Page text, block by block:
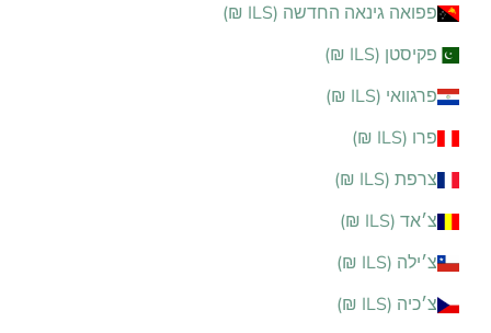
פפואה גינאה החדשה (ILS ₪)
פקיסטן (ILS ₪)
פרגוואי (ILS ₪)
פרו (ILS ₪)
צרפת (ILS ₪)
צ׳אד (ILS ₪)
צ׳ילה (ILS ₪)
צ׳כיה (ILS ₪)